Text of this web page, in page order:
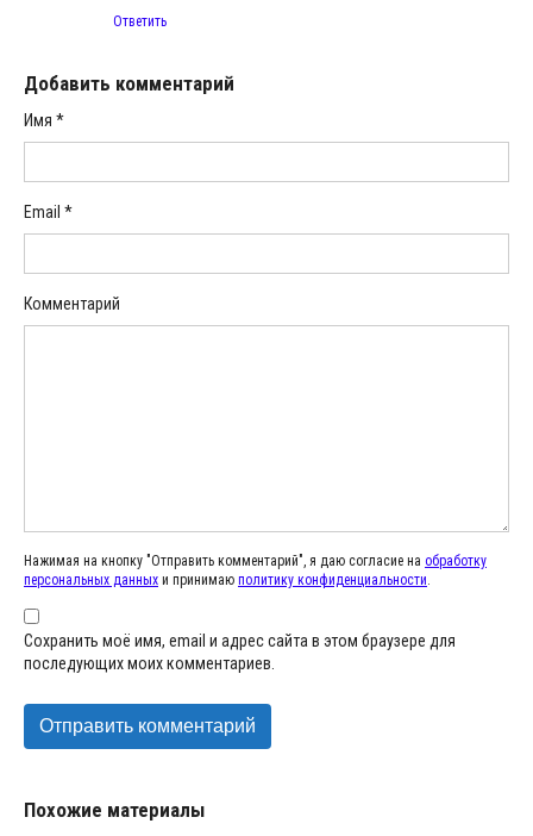
Ответить
Добавить комментарий
Имя *
Email *
Комментарий
Нажимая на кнопку "Отправить комментарий", я даю согласие на обработку
персональных данных и принимаю политику конфиденциальности.
Сохранить моё имя, email и адрес сайта в этом браузере для
последующих моих комментариев.
Похожие материалы